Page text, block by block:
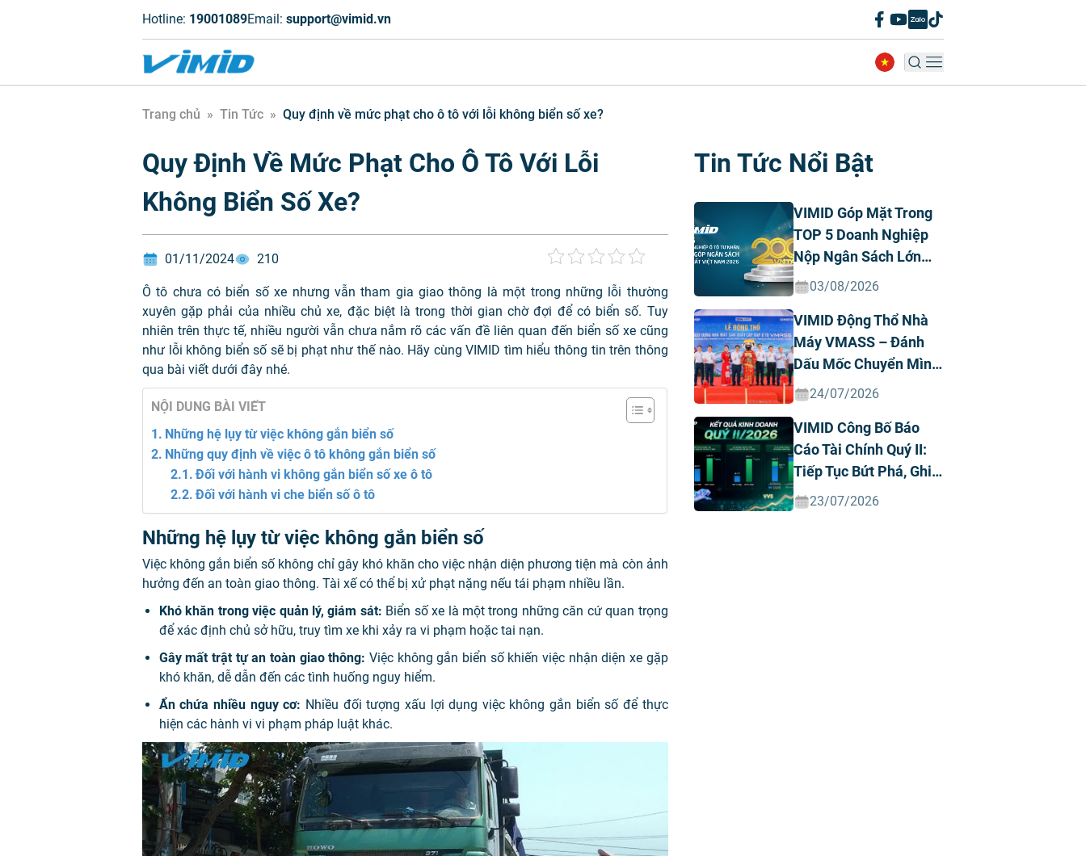
Hotline: 19001089Email: support@vimid.vn
Trang chủ » Tin Tức » Quy định về mức phạt cho ô tô với lỗi không biển số xe?
Quy Định Về Mức Phạt Cho Ô Tô Với Lỗi
Không Biển Số Xe?
01/11/2024 210
Ô tô chưa có biển số xe nhưng vẫn tham gia giao thông là một trong những lỗi thường
xuyên gặp phải của nhiều chủ xe, đặc biệt là trong thời gian chờ đợi để có biển số. Tuy
nhiên trên thực tế, nhiều người vẫn chưa nắm rõ các vấn đề liên quan đến biển số xe cũng
như lỗi không biển số sẽ bị phạt như thế nào. Hãy cùng VIMID tìm hiểu thông tin trên thông
qua bài viết dưới đây nhé.
NỘI DUNG BÀI VIẾT
Những hệ lụy từ việc không gắn biển số
Những quy định về việc ô tô không gắn biển số
Đối với hành vi không gắn biển số xe ô tô
Đối với hành vi che biển số ô tô
Những hệ lụy từ việc không gắn biển số
Việc không gắn biển số không chỉ gây khó khăn cho việc nhận diện phương tiện mà còn ảnh
hưởng đến an toàn giao thông. Tài xế có thể bị xử phạt nặng nếu tái phạm nhiều lần.
Khó khăn trong việc quản lý, giám sát: Biển số xe là một trong những căn cứ quan trọng
để xác định chủ sở hữu, truy tìm xe khi xảy ra vi phạm hoặc tai nạn.
Gây mất trật tự an toàn giao thông: Việc không gắn biển số khiến việc nhận diện xe gặp
khó khăn, dễ dẫn đến các tình huống nguy hiểm.
Ẩn chứa nhiều nguy cơ: Nhiều đối tượng xấu lợi dụng việc không gắn biển số để thực
hiện các hành vi vi phạm pháp luật khác.
Tin Tức Nổi Bật
VIMID Góp Mặt Trong
TOP 5 Doanh Nghiệp
Nộp Ngân Sách Lớn
Nhất Việt Nam Năm
Nhân
03/08/2026
VIMID Động Thổ Nhà
Máy VMASS – Đánh
Dấu Mốc Chuyển Mình
Chiến Lược
24/07/2026
VIMID Công Bố Báo
Cáo Tài Chính Quý II:
Tiếp Tục Bứt Phá, Ghi
Nhận Doanh Thu Và
23/07/2026